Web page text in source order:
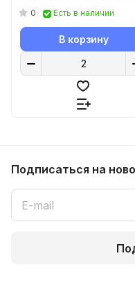
0 Есть в наличии
В корзину
Подписаться на